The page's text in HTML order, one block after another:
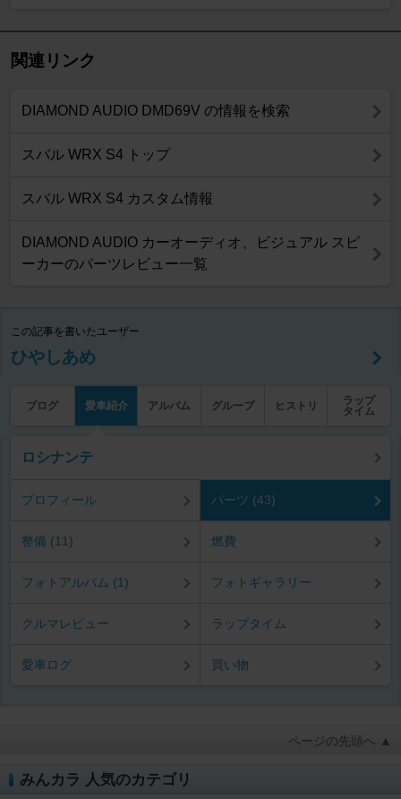
関連リンク
DIAMOND AUDIO DMD69V の情報を検索
スバル WRX S4 トップ
スバル WRX S4 カスタム情報
DIAMOND AUDIO カーオーディオ、ビジュアル スピ
ーカーのパーツレビュー一覧
この記事を書いたユーザー
ひやしあめ
ブログ 愛車紹介 アルバム グループ ヒストリ
ラップ
タイム
ロシナンテ
プロフィール パーツ (43)
整備 (11) 燃費
フォトアルバム (1) フォトギャラリー
クルマレビュー ラップタイム
愛車ログ 買い物
ページの先頭へ ▲
みんカラ 人気のカテゴリ